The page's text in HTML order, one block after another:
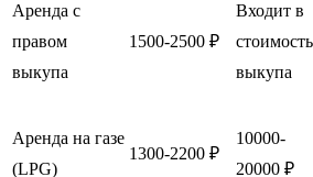
Аренда с
правом
выкупа
1500-2500 ₽
Входит в
стоимость
выкупа
Аренда на газе
(LPG)
1300-2200 ₽
10000-
20000 ₽